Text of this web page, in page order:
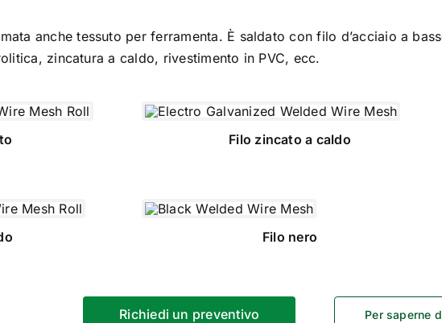
anche tessuto per ferramenta. È saldato con filo d’acciaio a
zincatura a caldo, rivestimento in PVC, ecc.
Filo zincato a caldo
Filo nero
Richiedi un preventivo Per saperne